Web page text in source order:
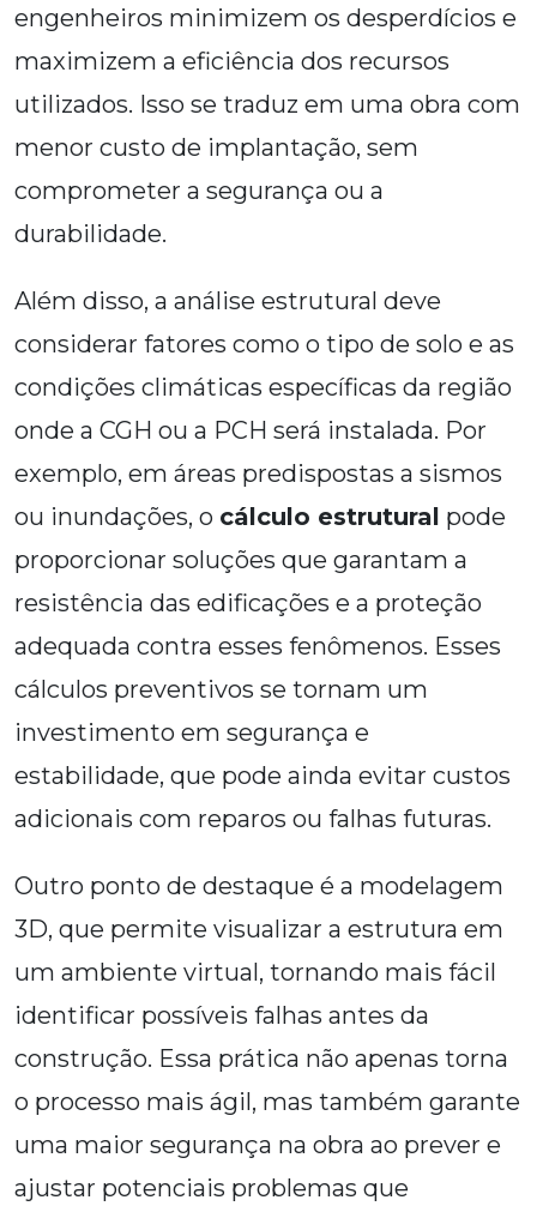
engenheiros minimizem os desperdícios e
maximizem a eficiência dos recursos
utilizados. Isso se traduz em uma obra com
menor custo de implantação, sem
comprometer a segurança ou a
durabilidade.
Além disso, a análise estrutural deve
considerar fatores como o tipo de solo e as
condições climáticas específicas da região
onde a CGH ou a PCH será instalada. Por
exemplo, em áreas predispostas a sismos
ou inundações, o cálculo estrutural pode
proporcionar soluções que garantam a
resistência das edificações e a proteção
adequada contra esses fenômenos. Esses
cálculos preventivos se tornam um
investimento em segurança e
estabilidade, que pode ainda evitar custos
adicionais com reparos ou falhas futuras.
Outro ponto de destaque é a modelagem
3D, que permite visualizar a estrutura em
um ambiente virtual, tornando mais fácil
identificar possíveis falhas antes da
construção. Essa prática não apenas torna
o processo mais ágil, mas também garante
uma maior segurança na obra ao prever e
ajustar potenciais problemas que